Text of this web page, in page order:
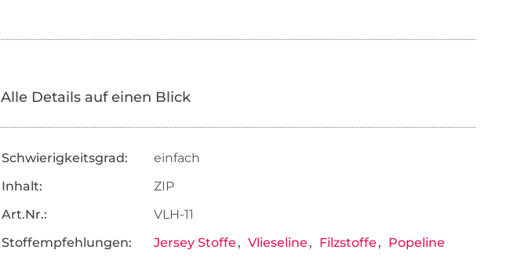
Alle Details auf einen Blick
Schwierigkeitsgrad:
einfach
Inhalt:
ZIP
Art.Nr.:
VLH-11
Stoffempfehlungen:
Jersey Stoffe Vlieseline Filzstoffe Popeline